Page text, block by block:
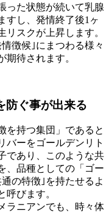
った状態が続いて乳腺
すし、発情終了後1ヶ
リスクが上昇します。
徴候｣にまつわる様々
期待されます。
防ぐ事が出来る
を持つ集団」であると
バーをゴールデンリト
であり、このような共
、品種としての「ゴー
の特徴｣を持たせるよ
呼びます。
ラニアンでも、時々体